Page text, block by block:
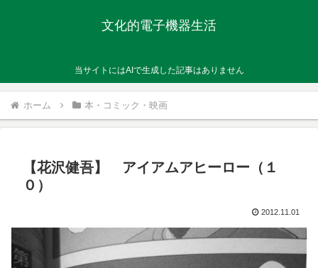
文化的電子機器生活
当サイトにはAIで生成した記事はありません
ホーム 本・コミック・映画
【花沢健吾】 アイアムアヒーロー（１
０）
2012.11.01